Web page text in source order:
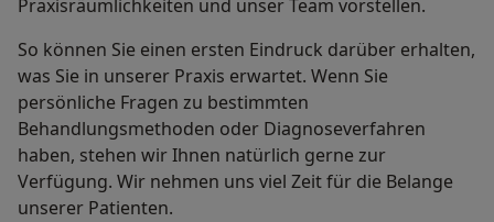
Praxisräumlichkeiten und unser Team vorstellen.
So können Sie einen ersten Eindruck darüber erhalten,
was Sie in unserer Praxis erwartet. Wenn Sie
persönliche Fragen zu bestimmten
Behandlungsmethoden oder Diagnoseverfahren
haben, stehen wir Ihnen natürlich gerne zur
Verfügung. Wir nehmen uns viel Zeit für die Belange
unserer Patienten.